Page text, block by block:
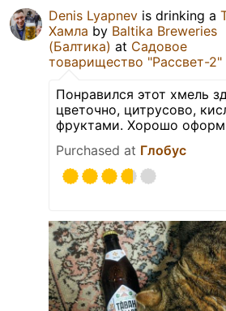
Denis Lyapnev is drinking a
Хамла by Baltika Breweries
(Балтика) at Садовое
товарищество "Рассвет-2"
Понравился этот хмель
цветочно, цитрусово,
фруктами. Хорошо
Purchased at Глобус